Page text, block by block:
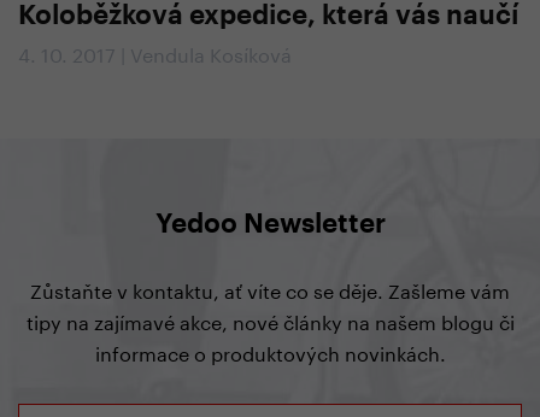
Koloběžková expedice, která vás naučí
4. 10. 2017 | Vendula Kosíková
Yedoo Newsletter
Zůstaňte v kontaktu, ať víte co se děje. Zašleme vám
tipy na zajímavé akce, nové články na našem blogu či
informace o produktových novinkách.